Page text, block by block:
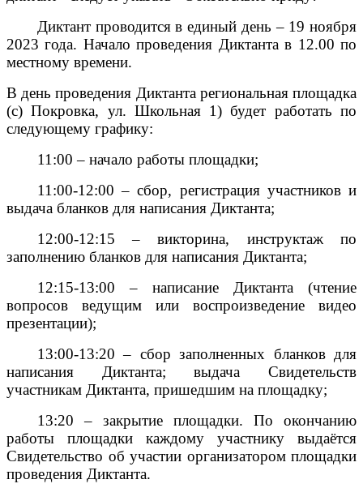
Диктант проводится в единый день – 19 ноября
2023 года. Начало проведения Диктанта в 12.00 по
местному времени.
В день проведения Диктанта региональная площадка
(с) Покровка, ул. Школьная 1) будет работать по
следующему графику:
11:00 – начало работы площадки;
11:00-12:00 – сбор, регистрация участников и
выдача бланков для написания Диктанта;
12:00-12:15 – викторина, инструктаж по
заполнению бланков для написания Диктанта;
12:15-13:00 – написание Диктанта (чтение
вопросов ведущим или воспроизведение видео
презентации);
13:00-13:20 – сбор заполненных бланков для
написания Диктанта; выдача Свидетельств
участникам Диктанта, пришедшим на площадку;
13:20 – закрытие площадки. По окончанию
работы площадки каждому участнику выдаётся
Свидетельство об участии организатором площадки
проведения Диктанта.